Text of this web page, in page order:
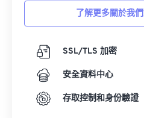
了解更多關於我
SSL/TLS 加密
安全資料中心
存取控制和身份驗證